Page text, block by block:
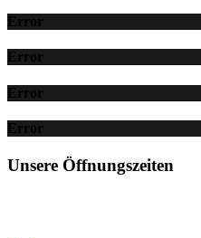
Error
Error
Error
Error
Unsere Öffnungszeiten